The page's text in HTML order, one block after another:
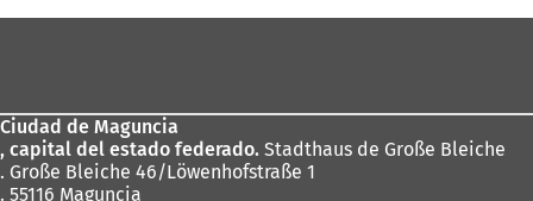
n
e
pies
Ciudad de Maguncia
, capital del estado federado. Stadthaus de Große Bleiche
. Große Bleiche 46/Löwenhofstraße 1
. 55116 Maguncia